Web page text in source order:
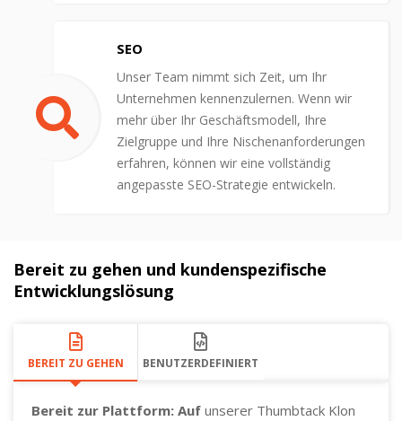
SEO
Unser Team nimmt sich Zeit, um Ihr
Unternehmen kennenzulernen. Wenn wir
mehr über Ihr Geschäftsmodell, Ihre
Zielgruppe und Ihre Nischenanforderungen
erfahren, können wir eine vollständig
angepasste SEO-Strategie entwickeln.
Bereit zu gehen und kundenspezifische
Entwicklungslösung
BEREIT ZU GEHEN BENUTZERDEFINIERT
Bereit zur Plattform: Auf unserer Thumbtack Klon